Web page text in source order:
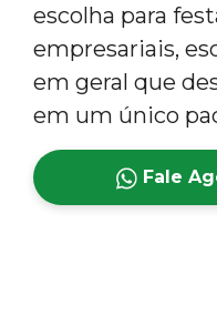
escolha para
empresariais,
em geral que
em um único
Fale